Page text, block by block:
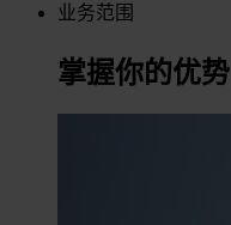
业务范围
掌握你的优势